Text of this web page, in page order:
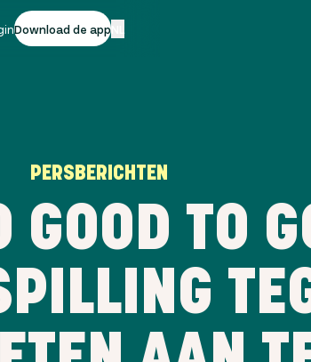
Download de app
PERSBERICHTEN
GOOD TO